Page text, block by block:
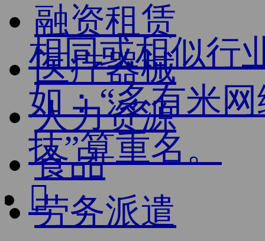
融资租赁
医疗器械
人力资源
食品
劳务派遣
相同或相似行
如：“多有米
技”算重名。
